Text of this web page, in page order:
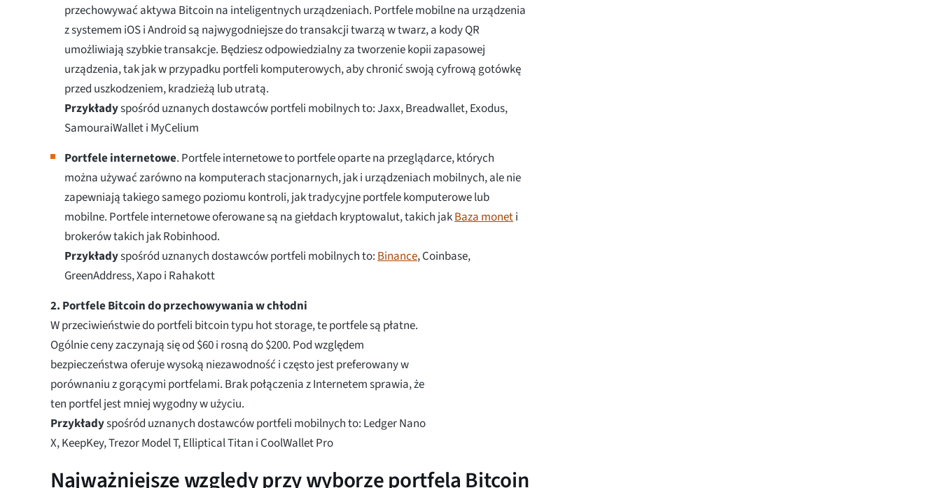
przechowywać aktywa Bitcoin na inteligentnych urządzeniach. Portfele mobilne na urządzenia
z systemem iOS i Android są najwygodniejsze do transakcji twarzą w twarz, a kody QR
umożliwiają szybkie transakcje. Będziesz odpowiedzialny za tworzenie kopii zapasowej
urządzenia, tak jak w przypadku portfeli komputerowych, aby chronić swoją cyfrową gotówkę
przed uszkodzeniem, kradzieżą lub utratą.
Przykładyspośród uznanych dostawców portfeli mobilnych to: Jaxx, Breadwallet, Exodus,
SamouraiWallet i MyCelium
Portfele internetowe. Portfele internetowe to portfele oparte na przeglądarce, których
można używać zarówno na komputerach stacjonarnych, jak i urządzeniach mobilnych, ale nie
zapewniają takiego samego poziomu kontroli, jak tradycyjne portfele komputerowe lub
mobilne. Portfele internetowe oferowane są na giełdach kryptowalut, takich jakBaza moneti
brokerów takich jak Robinhood.
Przykładyspośród uznanych dostawców portfeli mobilnych to:Binance, Coinbase,
GreenAddress, Xapo i Rahakott
2. Portfele Bitcoin do przechowywania w chłodni
W przeciwieństwie do portfeli bitcoin typu hot storage, te portfele są płatne.
Ogólnie ceny zaczynają się od $60 i rosną do $200. Pod względem
bezpieczeństwa oferuje wysoką niezawodność i często jest preferowany w
porównaniu z gorącymi portfelami. Brak połączenia z Internetem sprawia, że
ten portfel jest mniej wygodny w użyciu.
Przykładyspośród uznanych dostawców portfeli mobilnych to: Ledger Nano
X, KeepKey, Trezor Model T, Elliptical Titan i CoolWallet Pro
Najważniejsze względy przy wyborze portfela Bitcoin